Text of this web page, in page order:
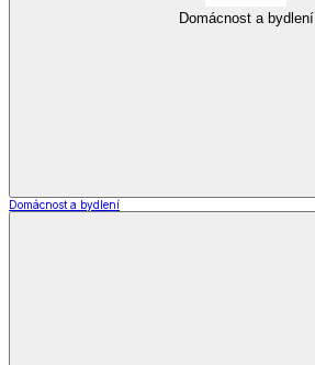
Domácnost a bydlení
Domácnost a bydlení